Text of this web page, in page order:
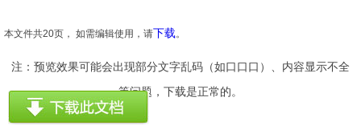
本文件共20页， 如需编辑使用，请下载。
注：预览效果可能会出现部分文字乱码（如口口口）、内容显示不全
等问题，下载是正常的。